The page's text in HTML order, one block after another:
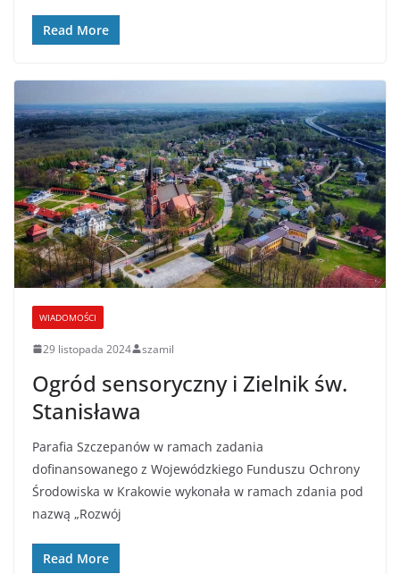
Read More
WIADOMOŚCI
29 listopada 2024 szamil
Ogród sensoryczny i Zielnik św.
Stanisława
Parafia Szczepanów w ramach zadania
dofinansowanego z Wojewódzkiego Funduszu Ochrony
Środowiska w Krakowie wykonała w ramach zdania pod
nazwą „Rozwój
Read More